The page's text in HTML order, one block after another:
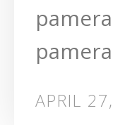
APRIL